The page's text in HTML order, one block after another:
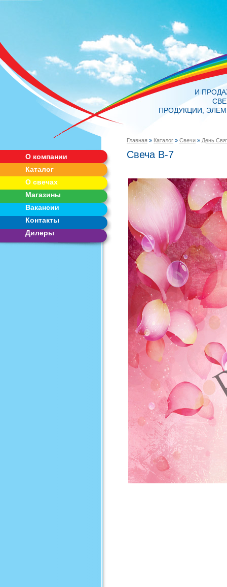
Свеча В-7
Главная » Каталог » Свечи » День
О компании
Каталог
О свечах
Магазины
Вакансии
Контакты
Дилеры
И
ПРОДУКЦИИ,